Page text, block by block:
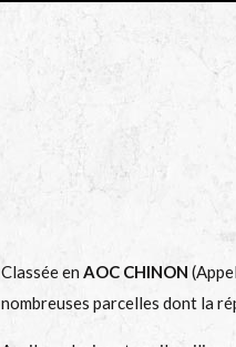
Classée en AOC CHINON
nombreuses parcelles dont la